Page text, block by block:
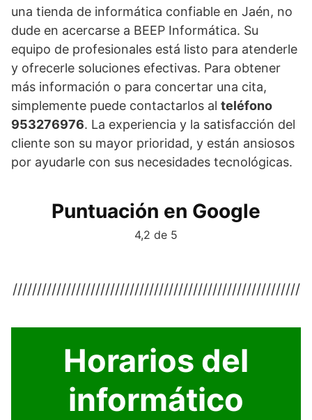
una tienda de informática confiable en Jaén, no
dude en acercarse a BEEP Informática. Su
equipo de profesionales está listo para atenderle
y ofrecerle soluciones efectivas. Para obtener
más información o para concertar una cita,
simplemente puede contactarlos al teléfono
953276976. La experiencia y la satisfacción del
cliente son su mayor prioridad, y están ansiosos
por ayudarle con sus necesidades tecnológicas.
Puntuación en Google
4,2 de 5
///////////////////////////////////////////////////////////
Horarios del
informático